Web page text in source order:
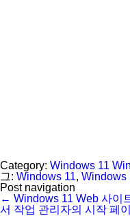
Category: Windows 11
그: Windows 11, Windows
Post navigation
← Windows 11 Web 사이
서 작업 관리자의 시작 페